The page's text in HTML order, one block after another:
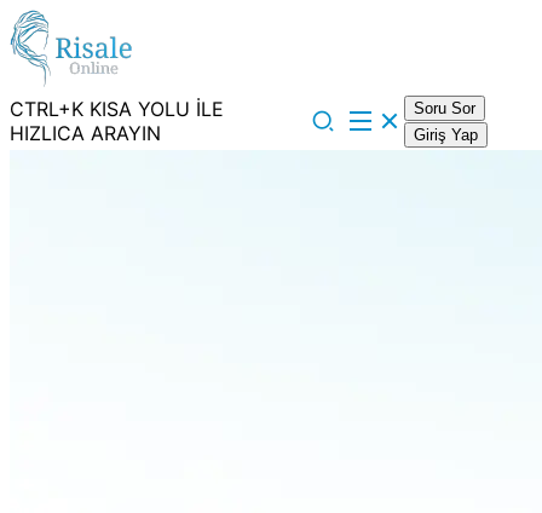
CTRL+K KISA YOLU İLE
HIZLICA ARAYIN
Soru Sor
Giriş Yap